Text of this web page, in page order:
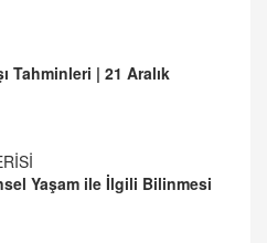
Tahminleri | 21 Aralık
Yaşam ile İlgili Bilinmesi